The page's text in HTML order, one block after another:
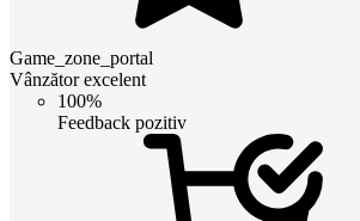
Game_zone_portal
Vânzător excelent
100%
Feedback pozitiv